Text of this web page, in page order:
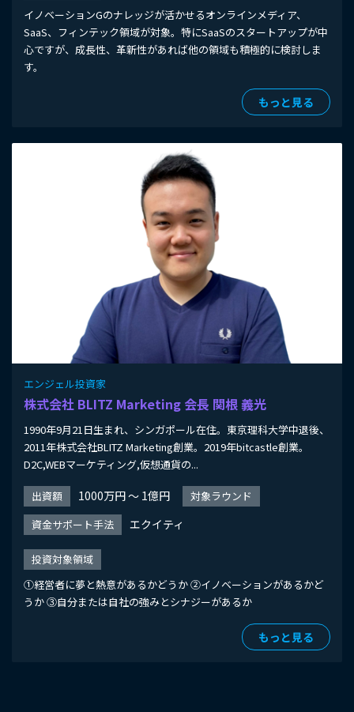
イノベーションGのナレッジが活かせるオンラインメディア、
SaaS、フィンテック領域が対象。特にSaaSのスタートアップが中
心ですが、成長性、革新性があれば他の領域も積極的に検討しま
す。
もっと見る
エンジェル投資家
株式会社 BLITZ Marketing 会長 関根 義光
1990年9月21日生まれ、シンガポール在住。東京理科大学中退後、
2011年株式会社BLITZ Marketing創業。2019年bitcastle創業。
D2C,WEBマーケティング,仮想通貨の...
出資額 1000万円 〜 1億円
対象ラウンド
資金サポート手法
エクイティ
投資対象領域
①経営者に夢と熱意があるかどうか ②イノベーションがあるかど
うか ③自分または自社の強みとシナジーがあるか
もっと見る